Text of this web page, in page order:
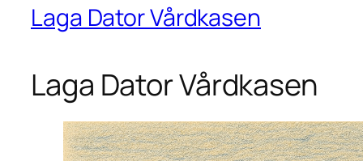
Laga Dator Vårdkasen
Laga Dator Vårdkasen